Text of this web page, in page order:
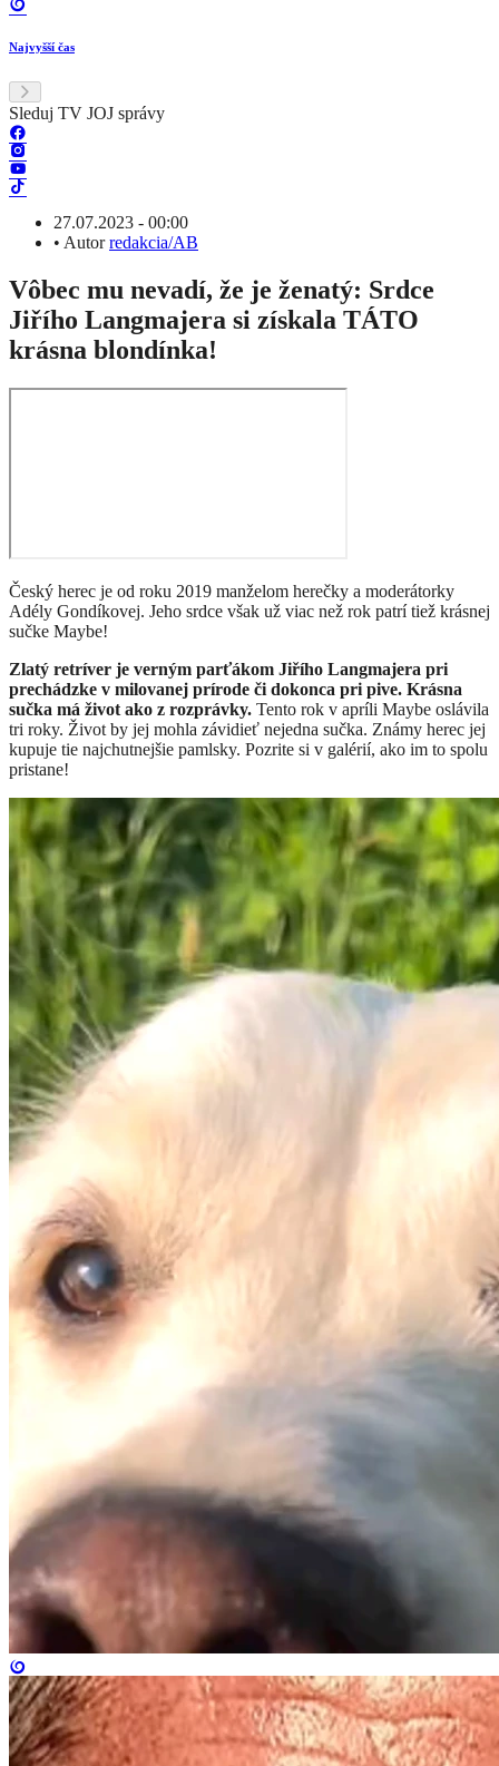
Najvyšší čas
Sleduj TV JOJ správy
27.07.2023 - 00:00
• Autorredakcia/AB
Vôbec mu nevadí, že je ženatý: Srdce
Jiřího Langmajera si získala TÁTO
krásna blondínka!
Český herec je od roku 2019 manželom herečky a moderátorky
Adély Gondíkovej. Jeho srdce však už viac než rok patrí tiež krásnej
sučke Maybe!
Zlatý retríver je verným parťákom Jiřího Langmajera pri
prechádzke v milovanej prírode či dokonca pri pive. Krásna
sučka má život ako z rozprávky. Tento rok v apríli Maybe oslávila
tri roky. Život by jej mohla závidieť nejedna sučka. Známy herec jej
kupuje tie najchutnejšie pamlsky. Pozrite si v galérií, ako im to spolu
pristane!